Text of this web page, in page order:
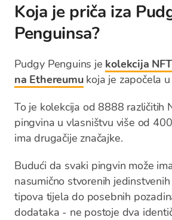
Koja je priča iza
Penguinsa?
Pudgy Penguins je kolekcija
na Ethereumukoja je započela
To je kolekcija od 8888 različitih
pingvina u vlasništvu više od
ima drugačije značajke.
Budući da svaki pingvin može
nasumično stvorenih
tipova tijela do posebnih
dodataka - ne postoje dva